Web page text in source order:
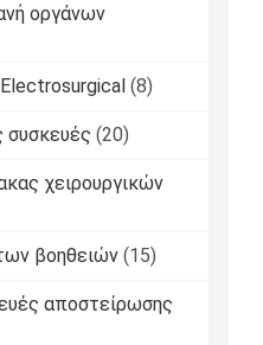
οργάνων
(8)
συσκευές (20)
χειρουργικών
βοηθειών (15)
αποστείρωσης